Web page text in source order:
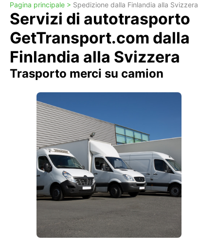
Pagina principale > Spedizione dalla Finlandia alla Svizzera
Servizi di autotrasporto
GetTransport.com dalla
Finlandia alla Svizzera
Trasporto merci su camion